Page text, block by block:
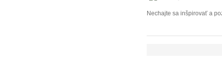
Nechajte sa inšpirovať a